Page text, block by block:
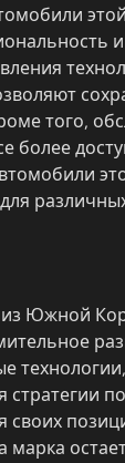
того,
более
из Южной
стратегии
своих
марка